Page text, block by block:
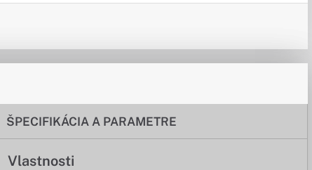
ŠPECIFIKÁCIA A PARAMETRE
Vlastnosti